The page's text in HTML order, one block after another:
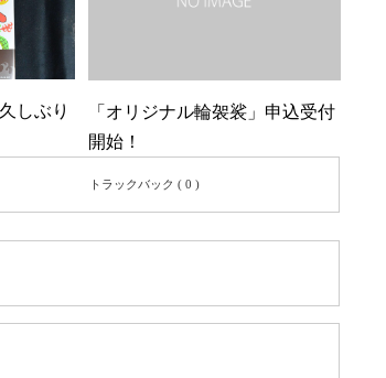
しぶり
「オリジナル輪袈裟」申込受付
開始！
トラックバック ( 0 )